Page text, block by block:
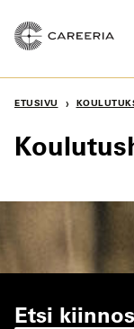
sisältöön
ETUSIVU ›
Etsi